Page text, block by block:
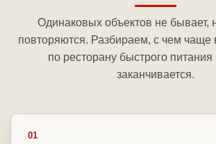
Одинаковых объектов не бывает,
повторяются. Разбираем, с чем чаще
по ресторану быстрого питания
заканчивается.
01